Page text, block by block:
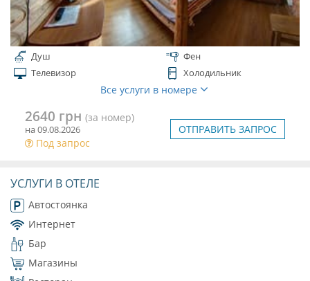
Душ
Фен
Телевизор
Холодильник
Все услуги в номере
2640 грн (за номер)
на 09.08.2026
Под запрос
ОТПРАВИТЬ ЗАПРОС
УСЛУГИ В ОТЕЛЕ
Автостоянка
Интернет
Бар
Магазины